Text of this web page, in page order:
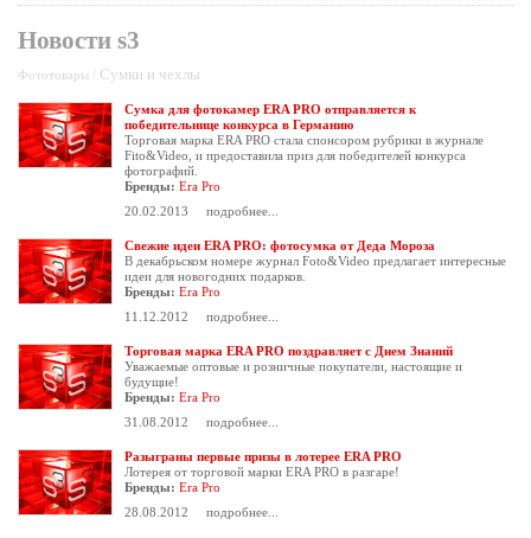
Новости s3
Фототовары / Сумки и чехлы
Сумка для фотокамер ERA PRO отправляется к
победительнице конкурса в Германию
Торговая марка ERA PRO стала спонсором рубрики в журнале
Fito&Video, и предоставила приз для победителей конкурса
фотографий.
Бренды: Era Pro
20.02.2013
подробнее...
Свежие идеи ERA PRO: фотосумка от Деда Мороза
В декабрьском номере журнал Foto&Video предлагает интересные
идеи для новогодних подарков.
Бренды: Era Pro
11.12.2012
подробнее...
Торговая марка ERA PRO поздравляет с Днем Знаний
Уважаемые оптовые и розничные покупатели, настоящие и
будущие!
Бренды: Era Pro
31.08.2012
подробнее...
Разыграны первые призы в лотерее ERA PRO
Лотерея от торговой марки ERA PRO в разгаре!
Бренды: Era Pro
28.08.2012
подробнее...